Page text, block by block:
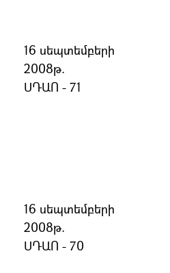
16 սեպտեմբերի
2008թ.
ՍԴԱՈ - 71
16 սեպտեմբերի
2008թ.
ՍԴԱՈ - 70